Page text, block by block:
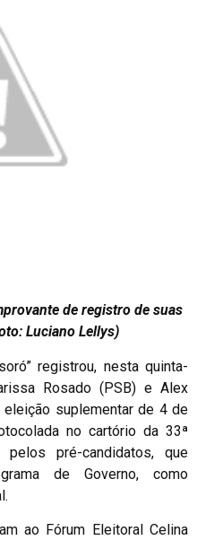
de registro de suas
Luciano Lellys)
registrou, nesta quinta-
Rosado (PSB) e Alex
suplementar de 4 de
no cartório da 33ª
pelos pré-candidatos, que
de Governo, como
ao Fórum Eleitoral Celina